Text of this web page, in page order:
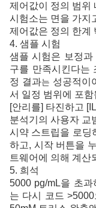
제어값이 정의 범위
시험소는 면을 가지
제어값은 정의 한계
4. 샘플 시험
샘플 시험은 보정
구를 만족시킨다는
정 결과는 성공적이
서 일정 범위에 포함
[안리를] 타진하고
분석기의 사용자 교
시약 스트립을 로딩
하고, 시작 버튼을
트웨어에 의해 계산
5. 희석
5000 pg/mL을 초과
는 다시
코드